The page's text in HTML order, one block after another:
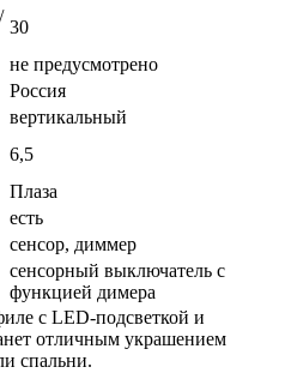
30
не предусмотрено
Россия
вертикальный
6,5
Плаза
есть
сенсор, диммер
сенсорный выключатель с
функцией димера
с LED-подсветкой и
отличным украшением
спальни.